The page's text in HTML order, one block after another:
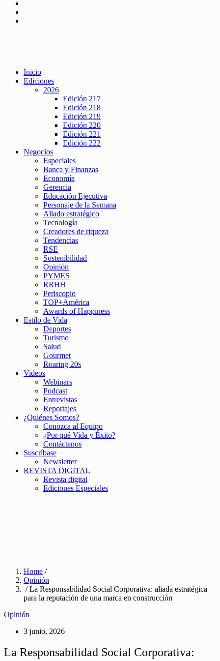
Inicio
Ediciones
2026
Edición 217
Edición 218
Edición 219
Edición 220
Edición 221
Edición 222
Negocios
Especiales
Banca y Finanzas
Economía
Gerencia
Educación Ejecutiva
Personaje de la Semana
Aliado estratégico
Tecnología
Creadores de riqueza
Tendencias
RSE
Sostenibilidad
Opinión
PYMES
RRHH
Periscopio
TOP+América
Awards of Happiness
Estilo de Vida
Deportes
Turismo
Salud
Gourmet
Roaring 20s
Videos
Webinars
Podcast
Entrevistas
Reportajes
¿Quiénes Somos?
Conozca al Equipo
¿Por qué Vida y Éxito?
Contáctenos
Suscríbase
Newsletter
REVISTA DIGITAL
Revista digital
Ediciones Especiales
Home /
Opinión
/ La Responsabilidad Social Corporativa: aliada estratégica
para la reputación de una marca en construcción
Opinión
3 junio, 2026
La Responsabilidad Social Corporativa: